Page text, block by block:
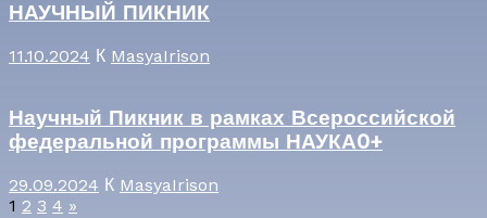
НАУЧНЫЙ ПИКНИК
11.10.2024 К MasyaIrison
Научный Пикник в рамках Всероссийской
федеральной программы НАУКА0+
29.09.2024 К MasyaIrison
1 2 3 4 »